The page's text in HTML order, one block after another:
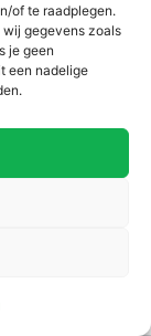
of te raadplegen.
gegevens zoals
je geen
een nadelige